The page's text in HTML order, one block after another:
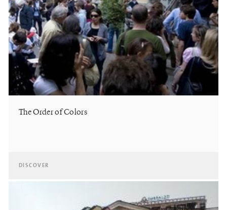
The Order of Colors
DISCOVER